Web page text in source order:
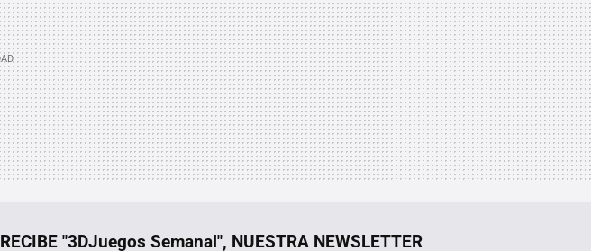
RECIBE "3DJuegos Semanal", NUESTRA NEWSLETTER